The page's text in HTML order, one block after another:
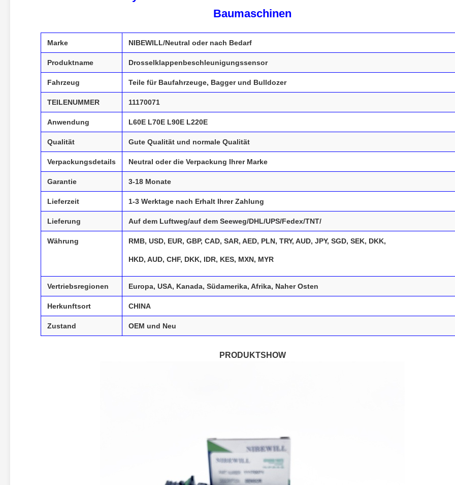
Baumaschinen
Marke NIBEWILL/Neutral oder nach Bedarf
Produktname Drosselklappenbeschleunigungssensor
Fahrzeug Teile für Baufahrzeuge, Bagger und Bulldozer
TEILENUMMER 11170071
Anwendung L60E L70E L90E L220E
Qualität Gute Qualität und normale Qualität
Verpackungsdetails Neutral oder die Verpackung Ihrer Marke
Garantie 3-18 Monate
Lieferzeit 1-3 Werktage nach Erhalt Ihrer Zahlung
Lieferung Auf dem Luftweg/auf dem Seeweg/DHL/UPS/Fedex/TNT/
Währung RMB, USD, EUR, GBP, CAD, SAR, AED, PLN, TRY, AUD, JPY, SGD, SEK, DKK,
HKD, AUD, CHF, DKK, IDR, KES, MXN, MYR
Vertriebsregionen Europa, USA, Kanada, Südamerika, Afrika, Naher Osten
Herkunftsort CHINA
Zustand OEM und Neu
PRODUKTSHOW